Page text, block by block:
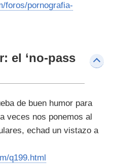
foros/pornografia-
el ‘no-pass
de buen humor para
veces nos ponemos al
echad un vistazo a
q199.html